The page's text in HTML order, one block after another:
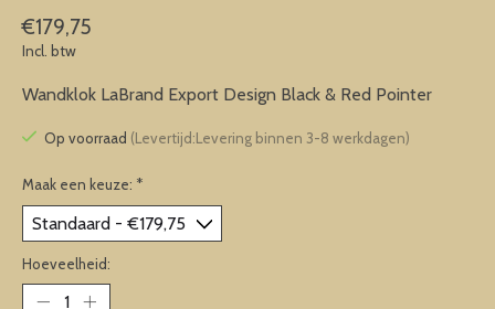
€179,75
Incl. btw
Wandklok LaBrand Export Design Black & Red Pointer
Op voorraad (Levertijd:Levering binnen 3-8 werkdagen)
Maak een keuze: *
Hoeveelheid: